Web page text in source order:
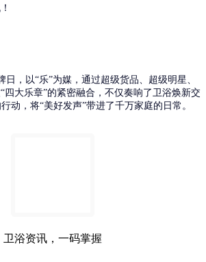
日，以“乐”为媒，通过超级货品、超级明星、
四大乐章”的紧密融合，不仅奏响了卫浴焕新交
动，将“美好发声”带进了千万家庭的日常。
卫浴资讯，一码掌握